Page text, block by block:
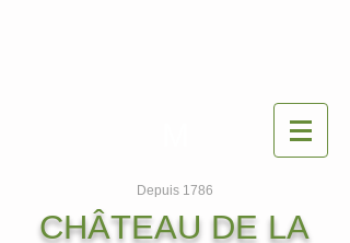
Depuis 1786
CHÂTEAU DE LA